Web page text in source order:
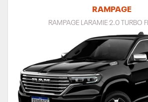
RAMPAGE
RAMPAGE LARAMIE 2.0 TURBO